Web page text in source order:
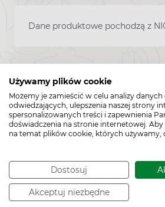
Używamy plików cookie
Możemy je zamieścić w celu analizy
odwiedzających, ulepszenia naszej strony
spersonalizowanych treści i zapewnienia
doświadczenia na stronie internetowej.
na temat plików cookie, których używamy,
Dostosuj
Akceptuj niezbędne
Dane produktowe pochodzą z
To jest wyrób medyczny. Używaj go
używania lub